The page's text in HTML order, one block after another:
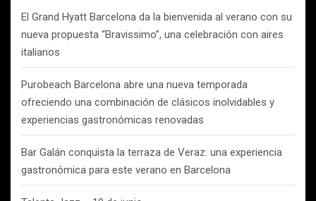
El Grand Hyatt Barcelona da la bienvenida al verano con su
nueva propuesta “Bravissimo”, una celebración con aires
italianos
Purobeach Barcelona abre una nueva temporada
ofreciendo una combinación de clásicos inolvidables y
experiencias gastronómicas renovadas
Bar Galán conquista la terraza de Veraz: una experiencia
gastronómica para este verano en Barcelona